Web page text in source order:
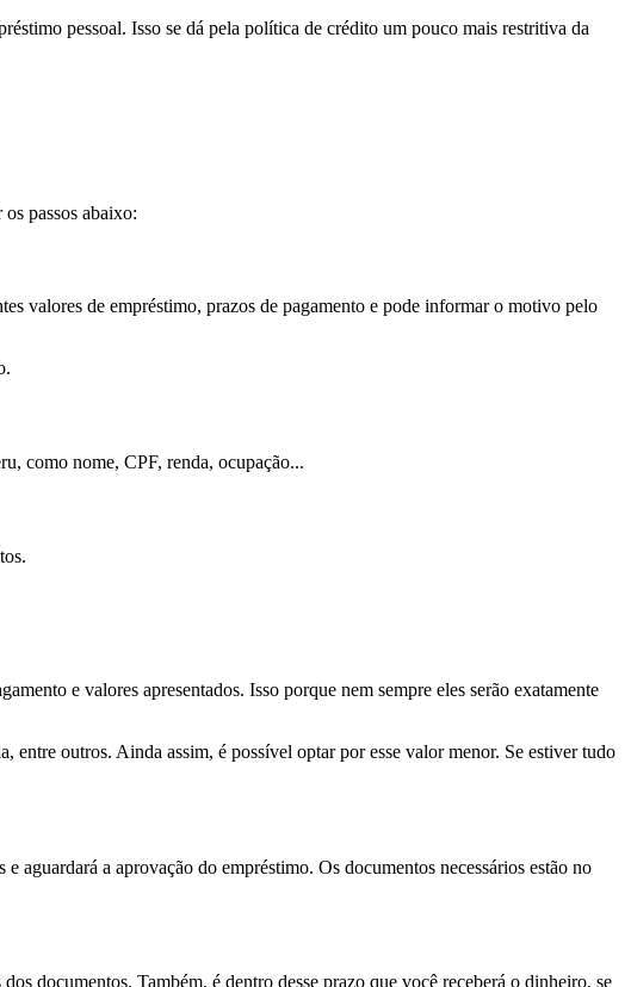
pessoal. Isso se dá pela política de crédito um pouco mais restritiva da
passos abaixo:
valores de empréstimo, prazos de pagamento e pode informar o motivo pelo
como nome, CPF, renda, ocupação...
e valores apresentados. Isso porque nem sempre eles serão exatamente
outros. Ainda assim, é possível optar por esse valor menor. Se estiver tudo
aguardará a aprovação do empréstimo. Os documentos necessários estão no
documentos. Também, é dentro desse prazo que você receberá o dinheiro, se